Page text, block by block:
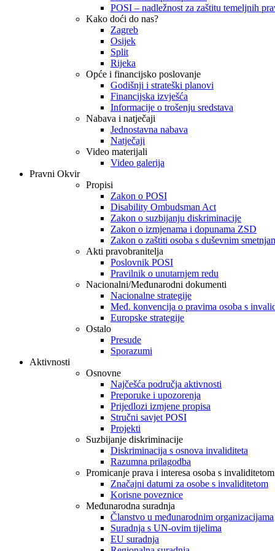
POSI – nadležnost za zaštitu temeljnih
Kako doći do nas?
Zagreb
Osijek
Split
Rijeka
Opće i financijsko poslovanje
Godišnji i strateški planovi
Financijska izvješća
Informacije o trošenju sredstava
Nabava i natječaji
Jednostavna nabava
Natječaji
Video materijali
Video galerija
Pravni Okvir
Propisi
Zakon o POSI
Disability Ombudsman Act
Zakon o suzbijanju diskriminacije
Zakon o izmjenama i dopunama ZSD
Zakon o zaštiti osoba s duševnim
Akti pravobranitelja
Poslovnik POSI
Pravilnik o unutarnjem redu
Nacionalni/Međunarodni dokumenti
Nacionalne strategije
Međ. konvencija o pravima osoba s
Europske strategije
Ostalo
Presude
Sporazumi
Aktivnosti
Osnovne
Najčešća područja aktivnosti
Preporuke i upozorenja
Prijedlozi izmjene propisa
Stručni savjet POSI
Projekti
Suzbijanje diskriminacije
Diskriminacija s osnova invaliditeta
Razumna prilagodba
Promicanje prava i interesa osoba s invaliditetom
Značajni datumi za osobe s invaliditetom
Korisne poveznice
Međunarodna suradnja
Članstvo u međunarodnim organizacijama
Suradnja s UN-ovim tijelima
EU suradnja